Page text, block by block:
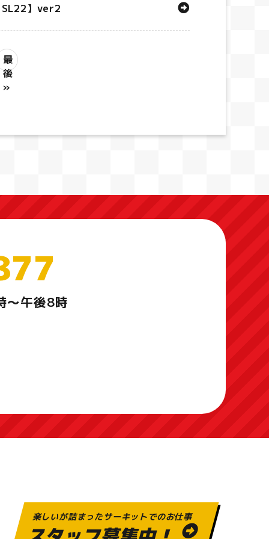
SL22】ver2
最
後
»
～午後8時
楽しいが詰まったサーキットでのお仕事